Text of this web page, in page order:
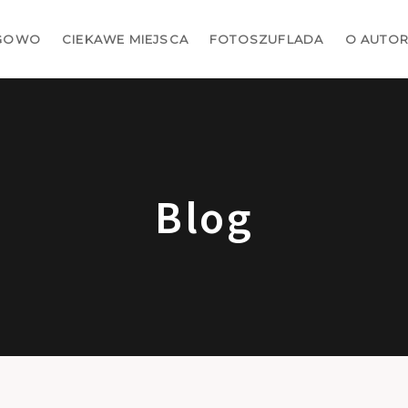
CIEKAWE MIEJSCA FOTOSZUFLADA O
Blog